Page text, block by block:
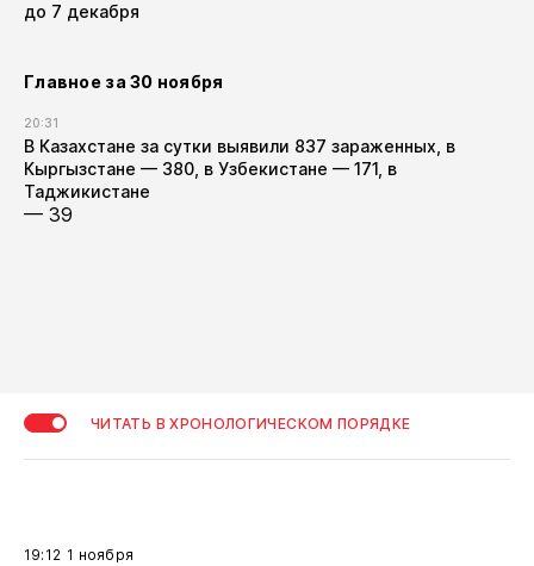
до 7 декабря
Главное за 30 ноября
20:31
В Казахстане за сутки выявили 837 зараженных, в
Кыргызстане — 380, в Узбекистане — 171, в
Таджикистане
— 39
ЧИТАТЬ В ХРОНОЛОГИЧЕСКОМ ПОРЯДКЕ
19:12 1 ноября